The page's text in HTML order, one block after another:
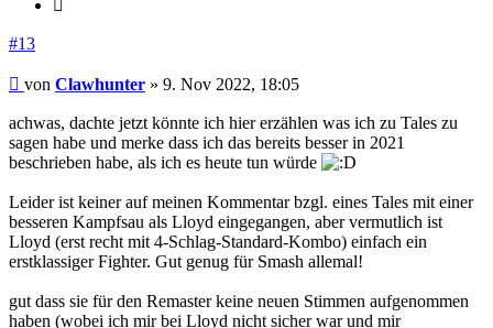
#13
Beitrag
von Clawhunter » 9. Nov 2022, 18:05
achwas, dachte jetzt könnte ich hier erzählen was ich zu Tales zu
sagen habe und merke dass ich das bereits besser in 2021
beschrieben habe, als ich es heute tun würde
Leider ist keiner auf meinen Kommentar bzgl. eines Tales mit einer
besseren Kampfsau als Lloyd eingegangen, aber vermutlich ist
Lloyd (erst recht mit 4-Schlag-Standard-Kombo) einfach ein
erstklassiger Fighter. Gut genug für Smash allemal!
gut dass sie für den Remaster keine neuen Stimmen aufgenommen
haben (wobei ich mir bei Lloyd nicht sicher war und mir